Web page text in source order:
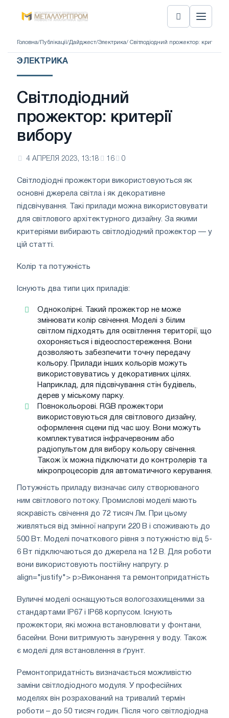
Головна/ Публікації/Дайджест/Электрика/ Світлодіодний прожектор: критерії
ЭЛЕКТРИКА
Світлодіодний
прожектор: критерії
вибору
4 АПРЕЛЯ 2023, 13:18 16 0
Світлодіодні прожектори використовуються як
основні джерела світла і як декоративне
підсвічування. Такі прилади можна використовувати
для світлового архітектурного дизайну. За якими
критеріями вибирають світлодіодний прожектор — у
цій статті.
Колір та потужність
Існують два типи цих приладів:
Одноколірні. Такий прожектор не може
змінювати колір свічення. Моделі з білим
світлом підходять для освітлення території, що
охороняється і відеоспостереження. Вони
дозволяють забезпечити точну передачу
кольору. Прилади інших кольорів можуть
використовуватись у декоративних цілях.
Наприклад, для підсвічування стін будівель,
дерев у міському парку.
Повнокольорові. RGB прожектори
використовуються для світлового дизайну,
оформлення сцени під час шоу. Вони можуть
комплектуватися інфрачервоним або
радіопультом для вибору кольору свічення.
Також їх можна підключати до контролерів та
мікропроцесорів для автоматичного керування.
Потужність приладу визначає силу створюваного
ним світлового потоку. Промислові моделі мають
яскравість свічення до 72 тисяч Лм. При цьому
живляться від змінної напруги 220 В і споживають до
500 Вт. Моделі початкового рівня з потужністю від 5-
6 Вт підключаються до джерела на 12 В. Для роботи
вони використовують постійну напругу. p
align="justify"> p>Виконання та ремонтопридатність
Вуличні моделі оснащуються вологозахищеними за
стандартами IP67 і IP68 корпусом. Існують
прожектори, які можна встановлювати у фонтани,
басейни. Вони витримують занурення у воду. Також
є моделі для встановлення в ґрунт.
Ремонтопридатність визначається можливістю
заміни світлодіодного модуля. У професійних
моделях він розрахований на тривалий термін
роботи – до 50 тисяч годин. Після чого світлодіодна